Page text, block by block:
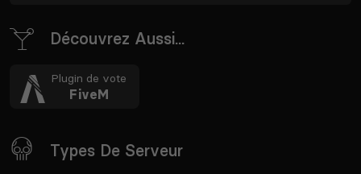
Découvrez Aussi...
Plugin de vote
FiveM
Types De Serveur